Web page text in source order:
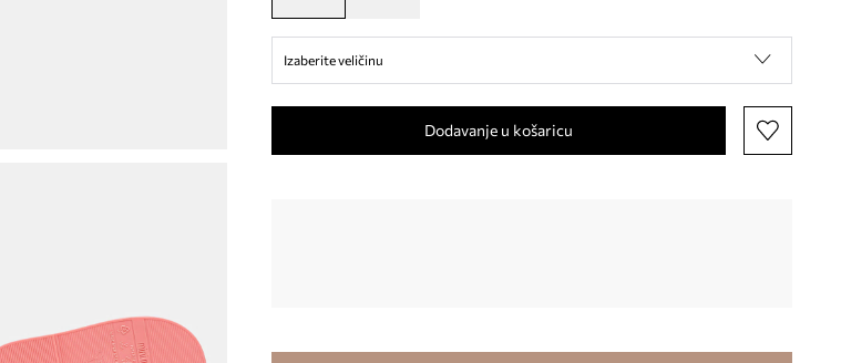
Izaberite veličinu
Dodavanje u košaricu